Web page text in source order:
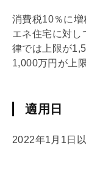
消費税10％に
エネ住宅に対し
律では上限が
1,000万円が上
適用日
2022年1月1日